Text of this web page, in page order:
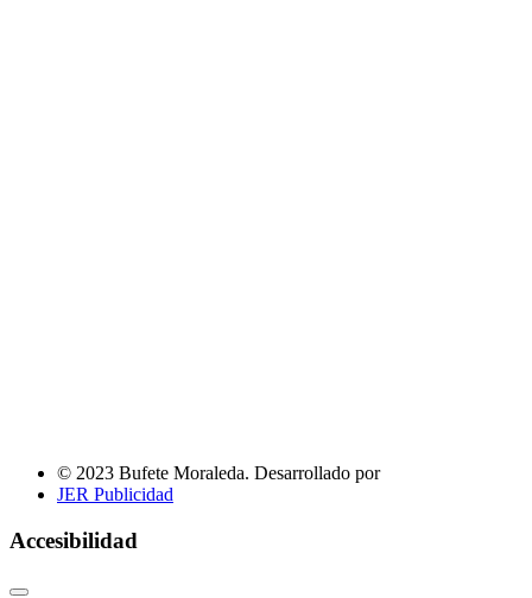
© 2023 Bufete Moraleda. Desarrollado por
JER Publicidad
Accesibilidad